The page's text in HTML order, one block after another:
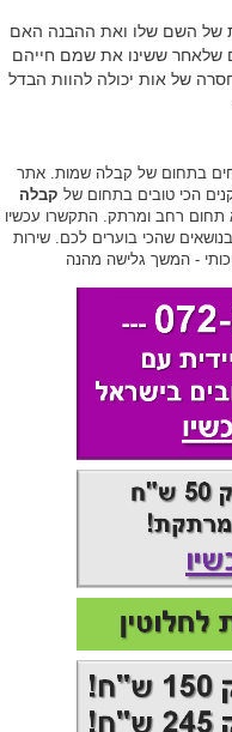
השם שלו ואת ההבנה האם
שלאחר ששינו את שמם חייהם
של אות יכולה להוות הבדל
בתחום של קבלה שמות. אתר
הכי טובים בתחום של קבלה
תחום רחב ומרתק. התקשרו עכשיו
שהכי בוערים לכם. שירות
- המשך גלישה מהנה